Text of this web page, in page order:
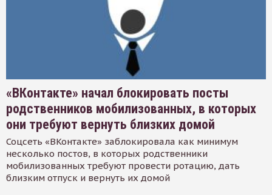
«ВКонтакте» начал блокировать посты
родственников мобилизованных, в которых
они требуют вернуть близких домой
Соцсеть «ВКонтакте» заблокировала как минимум
несколько постов, в которых родственники
мобилизованных требуют провести ротацию, дать
близким отпуск и вернуть их домой